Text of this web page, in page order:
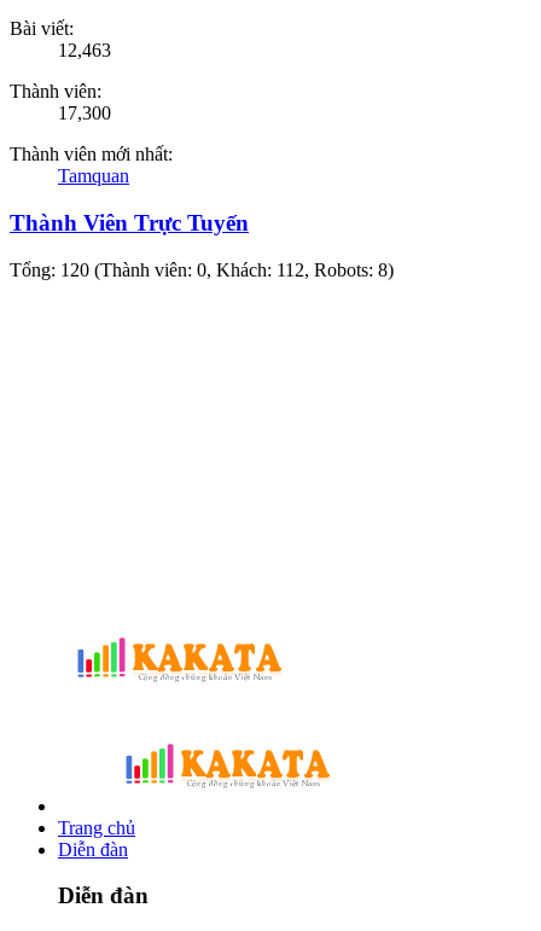
Bài viết:
12,463
Thành viên:
17,300
Thành viên mới nhất:
Tamquan
Thành Viên Trực Tuyến
Tổng: 120 (Thành viên: 0, Khách: 112, Robots: 8)
Trang chủ
Diễn đàn
Diễn đàn